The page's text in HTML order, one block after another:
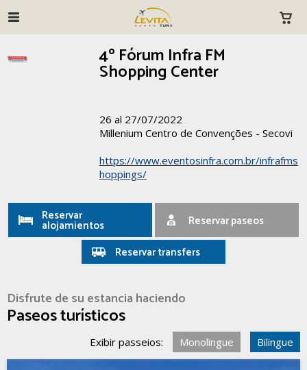
4º Fórum Infra FM
Shopping Center
26 al 27/07/2022
Millenium Centro de Convenções - Secovi
https://www.eventosinfra.com.br/infrafms
hoppings/
Reservar
alojamientos
Reservar paseos
Reservar transfers
Disfrute de su estancia haciendo
Paseos turísticos
Exibir passeios: Monolingue Bilingue